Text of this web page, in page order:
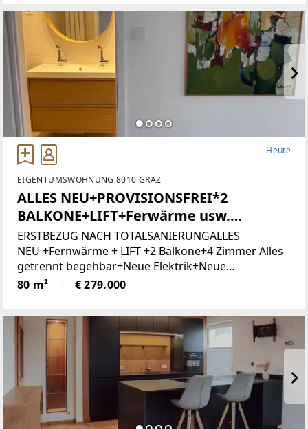
Heute
EIGENTUMSWOHNUNG 8010 GRAZ
ALLES NEU+PROVISIONSFREI*2
BALKONE+LIFT+Ferwärme usw.
(Provisionsfrei)
ERSTBEZUG NACH TOTALSANIERUNGALLES
NEU +Fernwärme + LIFT +2 Balkone+4 Zimmer Alles
getrennt begehbar+Neue Elektrik+Neue
Türen+Neues Bad+Neuer Parkett+Neue
80 m² € 279.000